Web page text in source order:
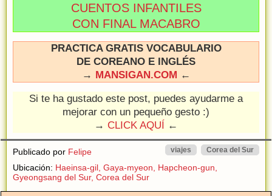
CUENTOS INFANTILES
CON FINAL MACABRO
PRACTICA GRATIS VOCABULARIO
DE COREANO E INGLÉS
→ MANSIGAN.COM ←
Si te ha gustado este post, puedes ayudarme a
mejorar con un pequeño gesto :)
→ CLICK AQUÍ ←
Publicado por Felipe Corea del Sur
viajes
Ubicación: Haeinsa-gil, Gaya-myeon, Hapcheon-gun,
Gyeongsang del Sur, Corea del Sur